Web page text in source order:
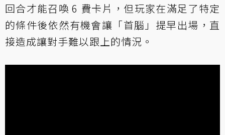
回合才能召喚 6 費卡片，但玩家在滿足了特定
的條件後依然有機會讓「首腦」提早出場，直
接造成讓對手難以跟上的情況。